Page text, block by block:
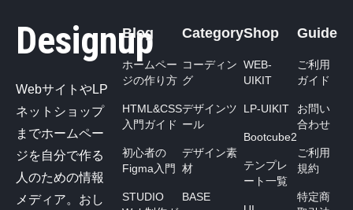
Designup
WebサイトやLP
ネットショップ
までホームペー
ジを自分で作る
人のための情報
メディア。おし
Blog
ホームペー
ジの作り方
HTML&CSS
入門ガイド
初心者の
Figma入門
STUDIO
Category
コーディン
グ
デザインツ
ール
デザイン素
材
BASE
Shop
WEB-
UIKIT
LP-UIKIT
Bootcube2
テンプレ
ート一覧
Guide
ご利用
ガイド
お問い
合わせ
ご利用
規約
特定商